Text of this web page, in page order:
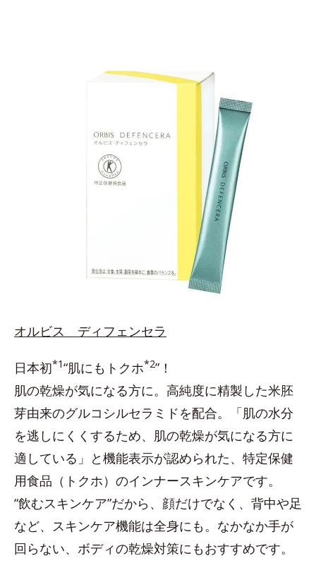
オルビス ディフェンセラ
日本初*1“肌にもトクホ*2”！
肌の乾燥が気になる方に。高純度に精製した米胚
芽由来のグルコシルセラミドを配合。「肌の水分
を逃しにくくするため、肌の乾燥が気になる方に
適している」と機能表示が認められた、特定保健
用食品（トクホ）のインナースキンケアです。
“飲むスキンケア”だから、顔だけでなく、背中や足
など、スキンケア機能は全身にも。なかなか手が
回らない、ボディの乾燥対策にもおすすめです。